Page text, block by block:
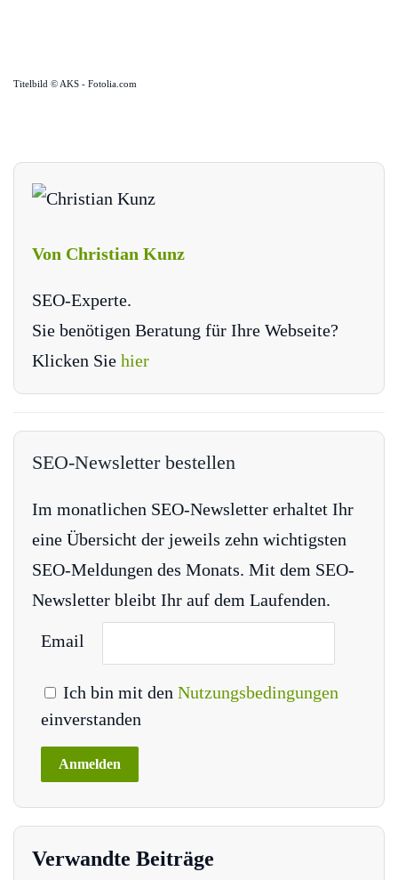
Titelbild © AKS - Fotolia.com
Von Christian Kunz
SEO-Experte.
Sie benötigen Beratung für Ihre Webseite?
Klicken Sie hier
SEO-Newsletter bestellen
Im monatlichen SEO-Newsletter erhaltet Ihr
eine Übersicht der jeweils zehn wichtigsten
SEO-Meldungen des Monats. Mit dem SEO-
Newsletter bleibt Ihr auf dem Laufenden.
Email
Ich bin mit den Nutzungsbedingungen
einverstanden
Verwandte Beiträge